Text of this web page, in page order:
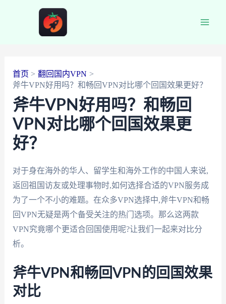
首页
翻回国内VPN
斧牛VPN好用吗？和畅回VPN对比哪个回国效果更好？
斧牛VPN好用吗？和畅回
VPN对比哪个回国效果更
好？
对于身在海外的华人、留学生和海外工作的中国人来说,
返回祖国访友或处理事物时,如何选择合适的VPN服务成
为了一个不小的难题。在众多VPN选择中,斧牛VPN和畅
回VPN无疑是两个备受关注的热门选项。那么这两款
VPN究竟哪个更适合回国使用呢?让我们一起来对比分
析。
斧牛VPN和畅回VPN的回国效果
对比